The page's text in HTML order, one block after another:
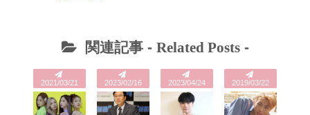
関連記事 - Related Posts-
2021/03/21 2023/02/16 2023/04/24 2019/03/22